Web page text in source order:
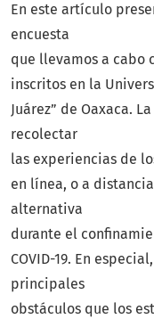
En este artículo
encuesta
que llevamos a cabo
inscritos en la
Juárez” de Oaxaca.
recolectar
las experiencias de
en línea, o a
alternativa
durante el
COVID-19. En
principales
obstáculos que los